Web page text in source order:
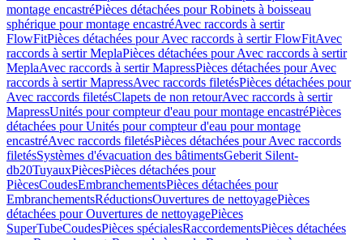
montage encastréPièces détachées pour Robinets à boisseau
sphérique pour montage encastréAvec raccords à sertir
FlowFitPièces détachées pour Avec raccords à sertir FlowFitAvec
raccords à sertir MeplaPièces détachées pour Avec raccords à sertir
MeplaAvec raccords à sertir MapressPièces détachées pour Avec
raccords à sertir MapressAvec raccords filetésPièces détachées pour
Avec raccords filetésClapets de non retourAvec raccords à sertir
MapressUnités pour compteur d'eau pour montage encastréPièces
détachées pour Unités pour compteur d'eau pour montage
encastréAvec raccords filetésPièces détachées pour Avec raccords
filetésSystèmes d'évacuation des bâtimentsGeberit Silent-
db20TuyauxPiècesPièces détachées pour
PiècesCoudesEmbranchementsPièces détachées pour
EmbranchementsRéductionsOuvertures de nettoyagePièces
détachées pour Ouvertures de nettoyagePièces
SuperTubeCoudesPièces spécialesRaccordementsPièces détachées